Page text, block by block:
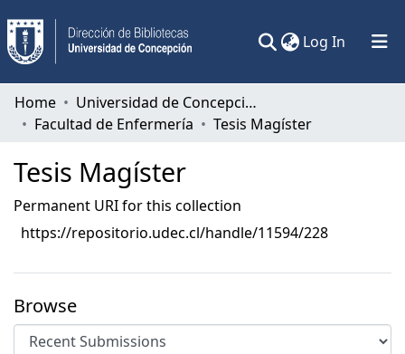
Log In (current)
Communities & Collections
Statistics
Home
Universidad de Concepción
Facultad de Enfermería
Tesis Magíster
Tesis Magíster
Permanent URI for this collection
https://repositorio.udec.cl/handle/11594/228
Browse